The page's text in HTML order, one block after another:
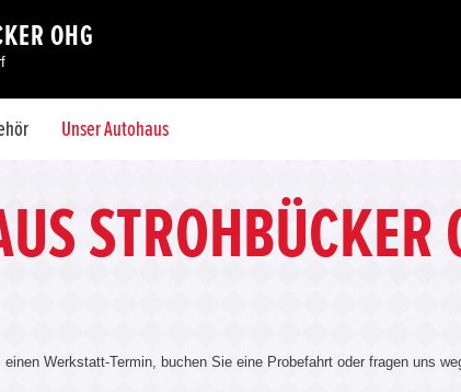
OHG
Unser Autohaus
STROHBÜCKER
Werkstatt-Termin, buchen Sie eine Probefahrt oder fragen uns